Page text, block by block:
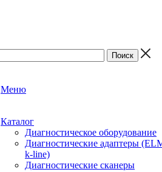
Меню
Каталог
Диагностическое оборудование
Диагностические адаптеры
k-line)
Диагностические сканеры